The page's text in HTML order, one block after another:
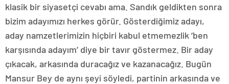
klasik bir siyasetçi cevabı ama. Sandık geldikten sonra
bizim adayımızı herkes görür. Gösterdiğimiz adayı,
aday namzetlerimizin hiçbiri kabul etmemezlik ‘ben
karşısında adayım’ diye bir tavır göstermez. Bir aday
çıkacak, arkasında duracağız ve kazanacağız. Bugün
Mansur Bey de aynı şeyi söyledi, partinin arkasında ve